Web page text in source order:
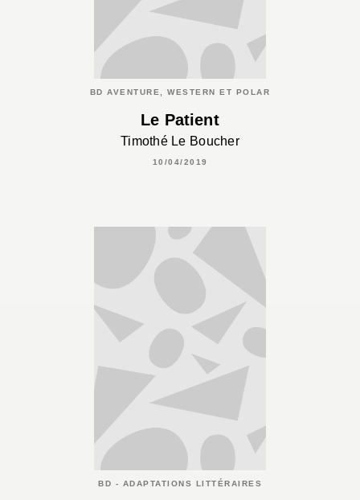
BD AVENTURE, WESTERN ET POLAR
Le Patient
Timothé Le Boucher
10/04/2019
BD - ADAPTATIONS LITTÉRAIRES